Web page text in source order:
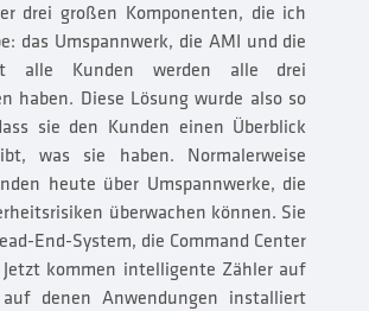
drei großen Komponenten, die ich
das Umspannwerk, die AMI und die
alle Kunden werden alle drei
haben. Diese Lösung wurde also so
sie den Kunden einen Überblick
was sie haben. Normalerweise
heute über Umspannwerke, die
überwachen können. Sie
End-System, die Command Center
kommen intelligente Zähler auf
denen Anwendungen installiert